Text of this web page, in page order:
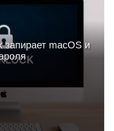
запирает macOS и